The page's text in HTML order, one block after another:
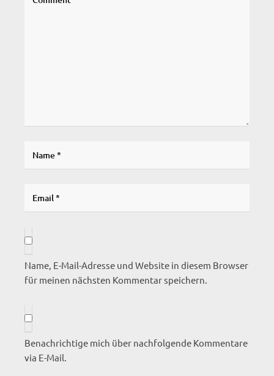
Name, E-Mail-Adresse und Website in diesem Browser
für meinen nächsten Kommentar speichern.
Benachrichtige mich über nachfolgende Kommentare
via E-Mail.